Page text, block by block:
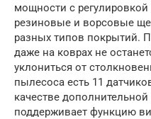
мощности с
резиновые и ворсовые
разных типов покрытий.
даже на коврах не
уклониться от
пылесоса есть 11
качестве
поддерживает функцию